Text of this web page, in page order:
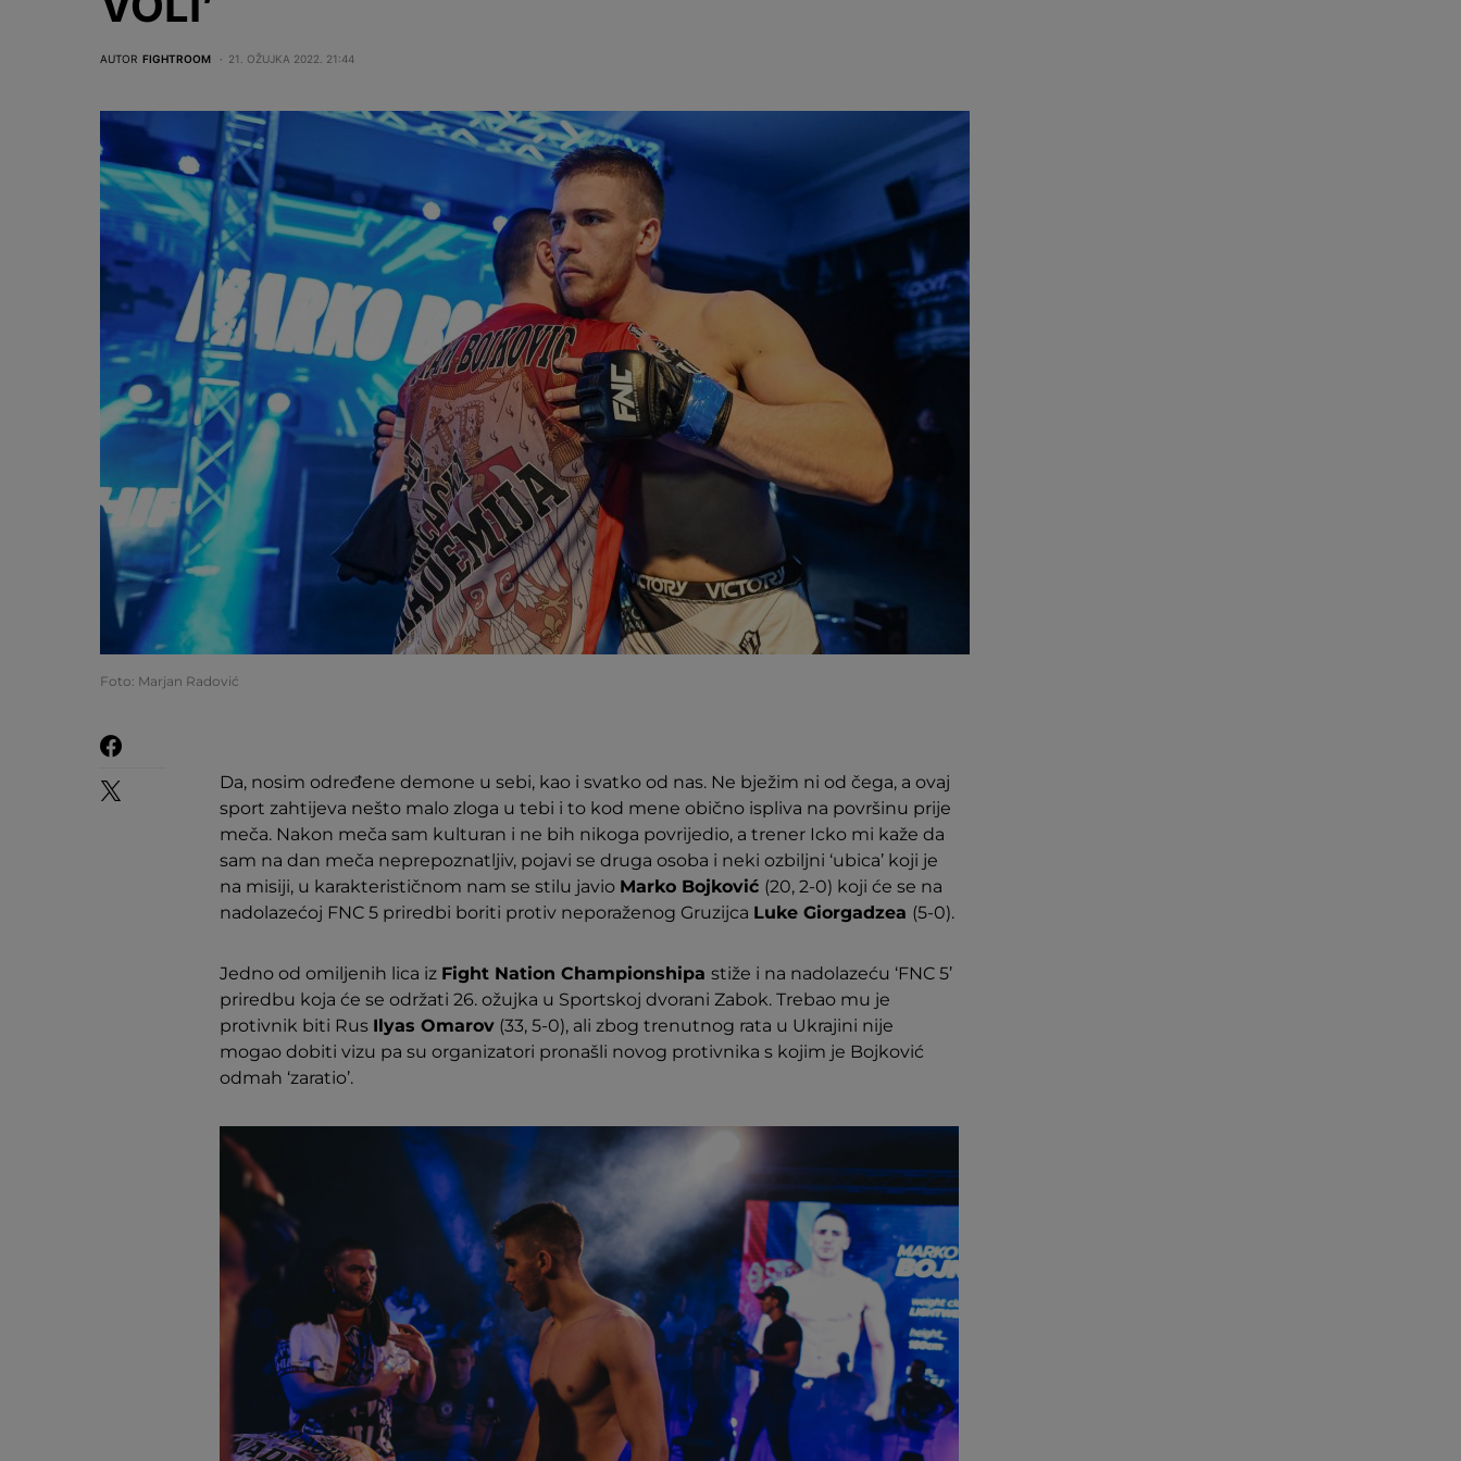
AUTOR FIGHTROOM 21. OŽUJKA 2022. 21:44
Foto: Marjan Radović
Da, nosim određene demone u sebi, kao i svatko od nas. Ne bježim ni od čega, a ovaj
sport zahtijeva nešto malo zloga u tebi i to kod mene obično ispliva na površinu prije
meča. Nakon meča sam kulturan i ne bih nikoga povrijedio, a trener Icko mi kaže da
sam na dan meča neprepoznatljiv, pojavi se druga osoba i neki ozbiljni ‘ubica’ koji je
na misiji, u karakterističnom nam se stilu javio Marko Bojković (20, 2-0) koji će se na
nadolazećoj FNC 5 priredbi boriti protiv neporaženog Gruzijca Luke Giorgadzea (5-0).
Jedno od omiljenih lica iz Fight Nation Championshipa stiže i na nadolazeću ‘FNC 5’
priredbu koja će se održati 26. ožujka u Sportskoj dvorani Zabok. Trebao mu je
protivnik biti Rus Ilyas Omarov (33, 5-0), ali zbog trenutnog rata u Ukrajini nije
mogao dobiti vizu pa su organizatori pronašli novog protivnika s kojim je Bojković
odmah ‘zaratio’.